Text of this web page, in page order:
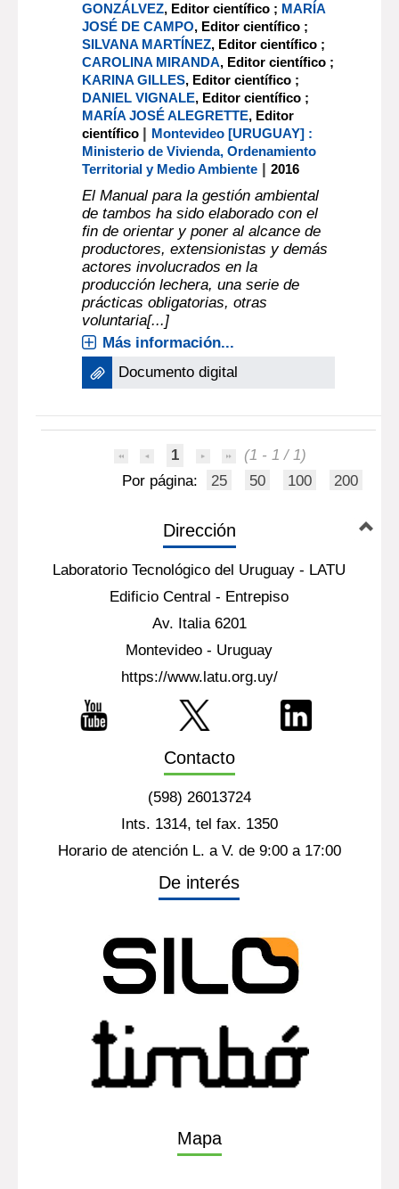
GONZÁLVEZ, Editor científico ; MARÍA
JOSÉ DE CAMPO, Editor científico ;
SILVANA MARTÍNEZ, Editor científico ;
CAROLINA MIRANDA, Editor científico ;
KARINA GILLES, Editor científico ;
DANIEL VIGNALE, Editor científico ;
MARÍA JOSÉ ALEGRETTE, Editor
científico | Montevideo [URUGUAY] :
Ministerio de Vivienda, Ordenamiento
Territorial y Medio Ambiente |2016
El Manual para la gestión ambiental
de tambos ha sido elaborado con el
fin de orientar y poner al alcance de
productores, extensionistas y demás
actores involucrados en la
producción lechera, una serie de
prácticas obligatorias, otras
voluntaria[...]
Más información...
Documento digital
1
(1 - 1 / 1)
Por página:
25 50 100 200
Dirección
Laboratorio Tecnológico del Uruguay - LATU
Edificio Central - Entrepiso
Av. Italia 6201
Montevideo - Uruguay
https://www.latu.org.uy/
Contacto
(598) 26013724
Ints. 1314, tel fax. 1350
Horario de atención L. a V. de 9:00 a 17:00
De interés
Mapa